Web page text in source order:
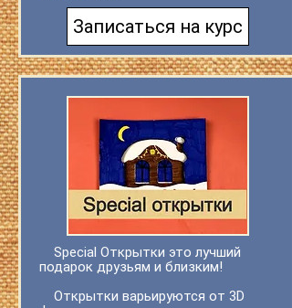
Записаться на курс
Special Открытки это лучший
подарок друзьям и близким!
Открытки варьируются от 3D